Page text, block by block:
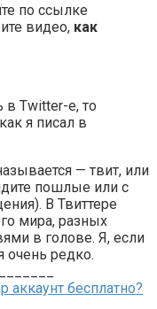
по ссылке
видео, как
в Twitter-е, то
я писал в
— твит, или
пошлые или с
В Твиттере
мира, разных
в голове. Я, если
очень редко.
аккаунт бесплатно?